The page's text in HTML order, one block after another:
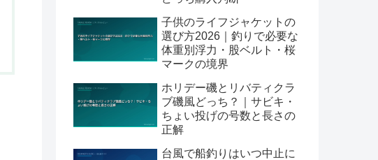
子供のライフジャケットの
選び方2026｜釣りで必要な
体重別浮力・股ベルト・桜
マークの境界
ホリデー磯とリバティクラ
ブ磯風どっち？｜サビキ・
ちょい投げの号数と長さの
正解
台風で船釣りはいつ中止に